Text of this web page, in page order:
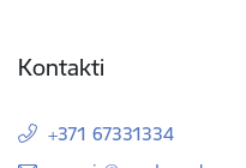
Kontakti
+371 67331334